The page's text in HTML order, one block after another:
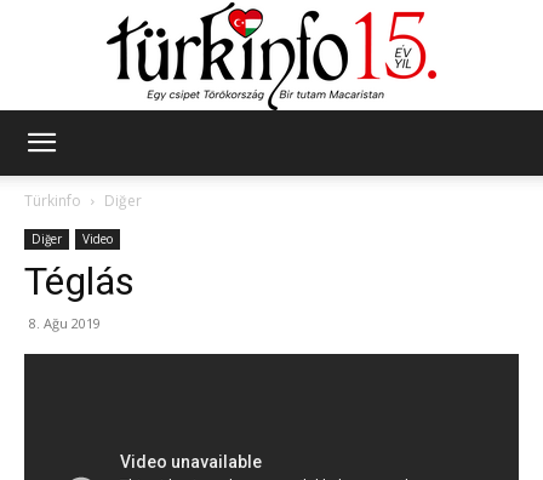
Türkinfo
Diğer
Diğer Video
Téglás
8. Ağu 2019